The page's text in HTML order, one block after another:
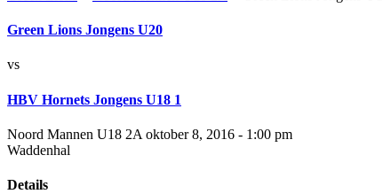
Green Lions Jongens U20
vs
HBV Hornets Jongens U18 1
Noord Mannen U18 2A oktober 8, 2016 - 1:00 pm
Waddenhal
Details